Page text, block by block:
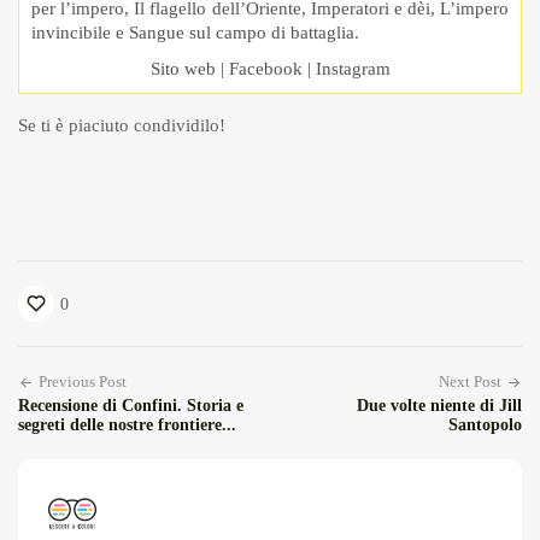
per l’impero, Il flagello dell’Oriente, Imperatori e dèi, L’impero
invincibile e Sangue sul campo di battaglia.
Sito web | Facebook| Instagram
Se ti è piaciuto condividilo!
0
Previous Post
Recensione di Confini. Storia e
segreti delle nostre frontiere...
Next Post
Due volte niente di Jill
Santopolo